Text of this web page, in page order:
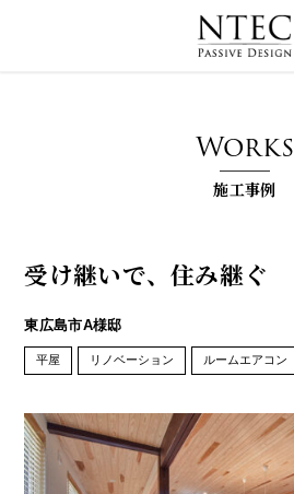
Works
施工事例
受け継いで、住み継ぐ
東広島市A様邸
平屋 リノベーション ルームエアコン